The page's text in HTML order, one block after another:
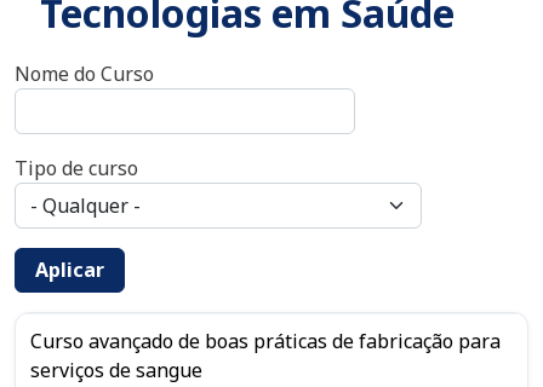
Tecnologias em Saúde
Nome do Curso
Tipo de curso
Aplicar
Curso avançado de boas práticas de fabricação para
serviços de sangue